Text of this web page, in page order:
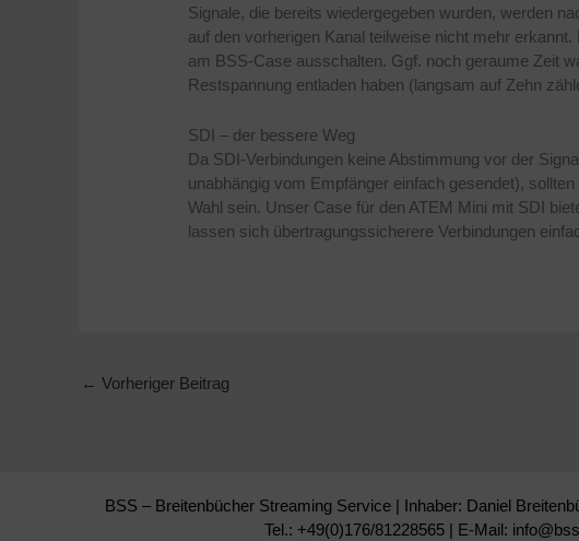
Signale, die bereits wiedergegeben wurden, werden
auf den vorherigen Kanal teilweise nicht mehr
am BSS-Case ausschalten. Ggf. noch geraume Zeit
Restspannung entladen haben (langsam auf Zehn
SDI – der bessere Weg
Da SDI-Verbindungen keine Abstimmung vor der
unabhängig vom Empfänger einfach gesendet),
Wahl sein. Unser Case für den ATEM Mini mit SDI
lassen sich übertragungssicherere Verbindungen
← Vorheriger Beitrag
BSS – Breitenbücher Streaming Service | Inhaber: Daniel
Tel.: +49(0)176/81228565 | E-Mail: